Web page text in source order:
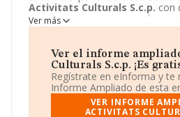
Activitats Culturals S.c.p. con
Laietana, 21 - PP B, Barcelona,
actividad CNAE es 7990 - Otros
Activitats Culturals S.c.p.está
Sociedad civil.
Ver más
Ver el informe
Culturals S.c.p. ¡Es
Regístrate en eInforma y te
Informe Ampliado de esta
VER INFORME
ACTIVITATS